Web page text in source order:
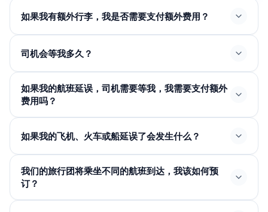
如果我有额外行李，我是否需要支付额外费用？
司机会等我多久？
如果我的航班延误，司机需要等我，我需要支付额外
费用吗？
如果我的飞机、火车或船延误了会发生什么？
我们的旅行团将乘坐不同的航班到达，我该如何预
订？